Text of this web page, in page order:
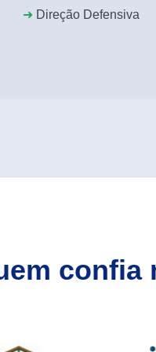
➜ Direção Defensiva
confia